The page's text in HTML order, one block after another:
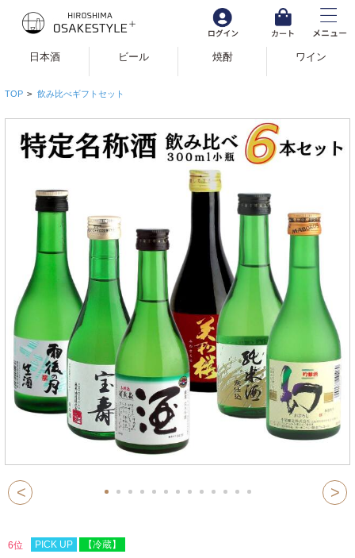
日本酒 ビール 焼酎 ワイン
TOP > 飲み比べギフトセット
< >
6位 PICK UP 【冷蔵】